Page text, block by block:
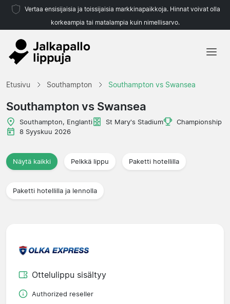
Vertaa ensisijaisia ja toissijaisia markkinapaikkoja. Hinnat voivat olla
korkeampia tai matalampia kuin nimellisarvo.
Etusivu Southampton Southampton vs Swansea
Southampton vs Swansea
Southampton, Englanti St Mary's Stadium
Championship
8 Syyskuu 2026
Näytä kaikki Pelkkä lippu Paketti hotellilla
Paketti hotellilla ja lennolla
Ottelulippu sisältyy
Authorized reseller